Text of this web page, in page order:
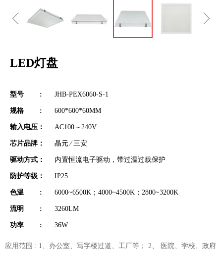
ꁆ ꁇ
LED灯盘
型号 : JHB-PEX6060-S-1
规格 : 600*600*60MM
输入电压： AC100～240V
芯片品牌： 晶元 ∕ 三安
驱动方式： 内置恒流电子驱动，带过温过载保护
防护等级： IP25
色温 : 6000~6500K；4000~4500K；2800~3200K
流明 : 3260LM
功率 : 36W
应用范围 : 1、办公室、写字楼过道、工厂等； 2、 医院、学校、政府